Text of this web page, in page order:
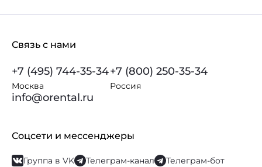
Связь с нами
+7 (495) 744-35-34
Москва
+7 (800) 250-35-34
Россия
info@orental.ru
Соцсети и мессенджеры
Группа в VK Телеграм-канал Телеграм-бот